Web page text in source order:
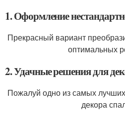
1. Оформление
Прекрасный вариант
оптимальных
2. Удачные решения для
Пожалуй одно из самых
декора